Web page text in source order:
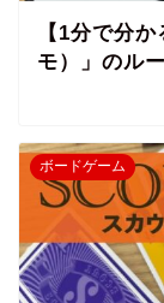
【1分で分
モ）」のル
ボードゲーム